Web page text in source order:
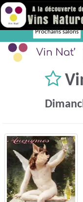
Prochains salons